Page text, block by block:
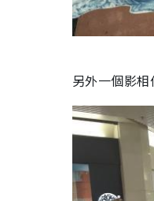
另外一個影